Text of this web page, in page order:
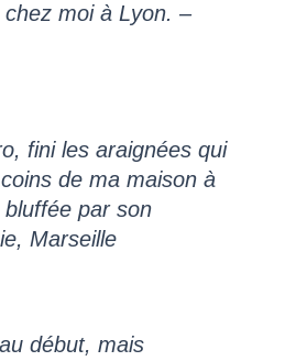
moi à Lyon. –
fini les araignées qui
de ma maison à
par son
Marseille
début, mais